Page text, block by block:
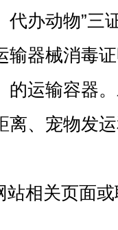
办动物”三
输器械消毒
的运输容器
离、宠物发
站相关页